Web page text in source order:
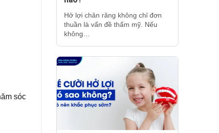
sóc
Hở lợi chân răng không chỉ đơn
thuần là vấn đề thẩm mỹ. Nếu
không…